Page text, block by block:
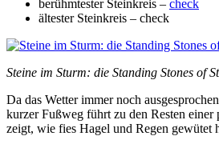
berühmtester Steinkreis – check
ältester Steinkreis – check
Steine im Sturm: die Standing Stones of
Da das Wetter immer noch
kurzer Fußweg führt zu den Resten
zeigt, wie fies Hagel und Regen gewütet